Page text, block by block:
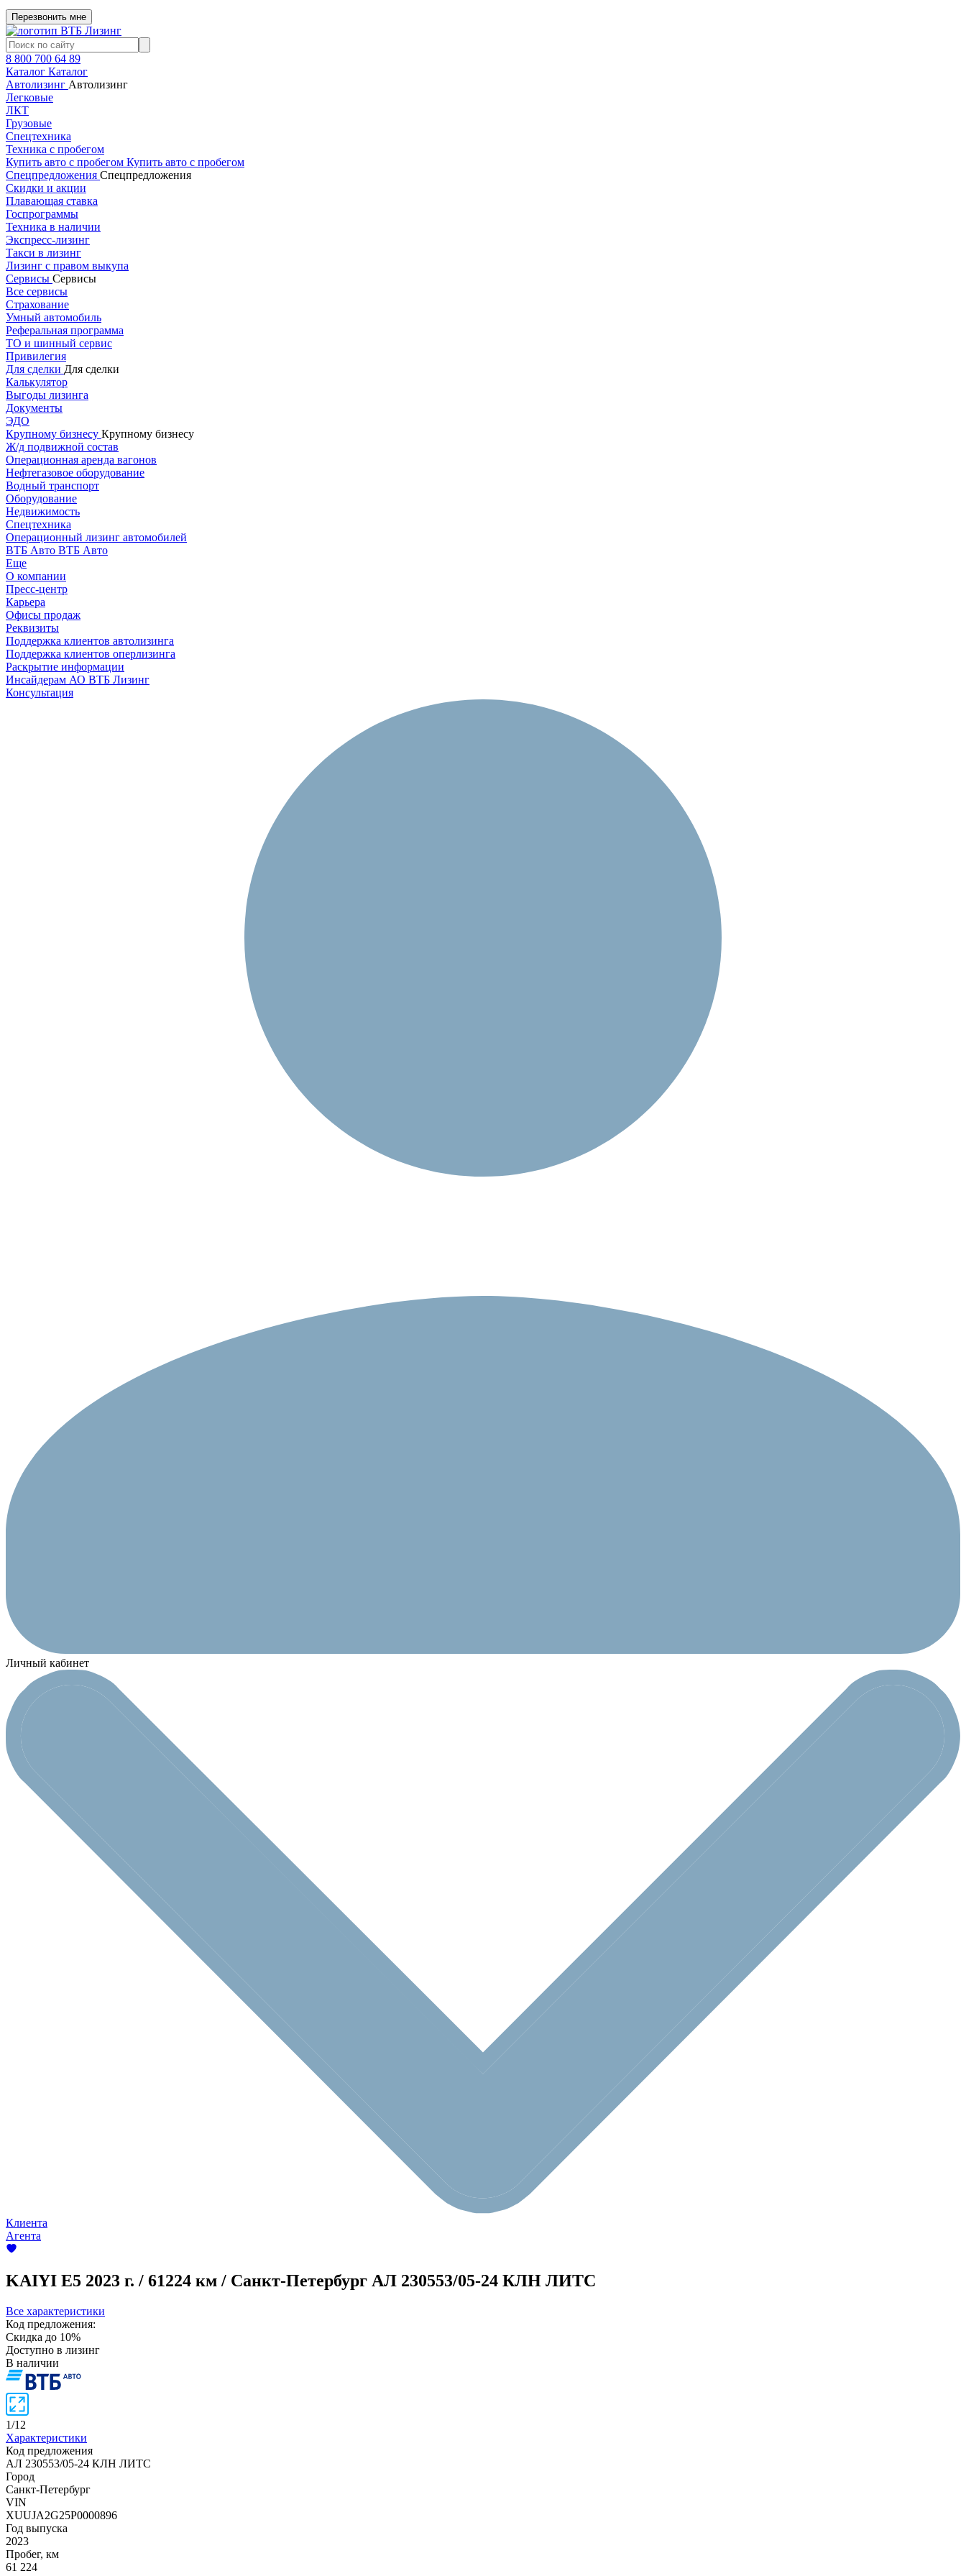
Перезвонить мне
8 800 700 64 89
Каталог Каталог
Автолизинг Автолизинг
Легковые
ЛКТ
Грузовые
Спецтехника
Техника с пробегом
Купить авто с пробегом Купить авто с пробегом
Спецпредложения Спецпредложения
Скидки и акции
Плавающая ставка
Госпрограммы
Техника в наличии
Экспресс-лизинг
Такси в лизинг
Лизинг с правом выкупа
Сервисы Сервисы
Все сервисы
Страхование
Умный автомобиль
Реферальная программа
ТО и шинный сервис
Привилегия
Для сделки Для сделки
Калькулятор
Выгоды лизинга
Документы
ЭДО
Крупному бизнесу Крупному бизнесу
Ж/д подвижной состав
Операционная аренда вагонов
Нефтегазовое оборудование
Водный транспорт
Оборудование
Недвижимость
Спецтехника
Операционный лизинг автомобилей
ВТБ Авто ВТБ Авто
Еще
О компании
Пресс-центр
Карьера
Офисы продаж
Реквизиты
Поддержка клиентов автолизинга
Поддержка клиентов оперлизинга
Раскрытие информации
Инсайдерам АО ВТБ Лизинг
Консультация
Личный кабинет
Клиента
Агента
KAIYI E5 2023 г. / 61224 км / Санкт-Петербург АЛ 230553/05-24 КЛН ЛИТС
Все характеристики
Код предложения:
Скидка до 10%
Доступно в лизинг
В наличии
1/12
Характеристики
Код предложения
АЛ 230553/05-24 КЛН ЛИТС
Город
Санкт-Петербург
VIN
XUUJA2G25P0000896
Год выпуска
2023
Пробег, км
61 224